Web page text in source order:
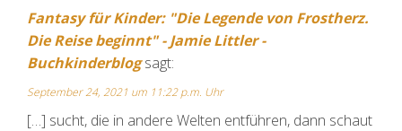
Fantasy für Kinder: "Die Legende von Frostherz.
Die Reise beginnt" - Jamie Littler -
Buchkinderblog sagt:
September 24, 2021 um 11:22 p.m. Uhr
[…] sucht, die in andere Welten entführen, dann schaut